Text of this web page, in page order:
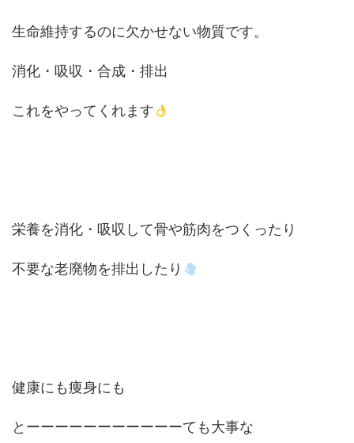
生命維持するのに欠かせない物質です。
消化・吸収・合成・排出
これをやってくれます
栄養を消化・吸収して骨や筋肉をつくったり
不要な老廃物を排出したり
健康にも痩身にも
とーーーーーーーーーーーても大事な